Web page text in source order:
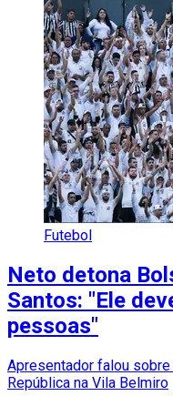
Futebol
Neto detona
Santos: "Ele
pessoas"
Apresentador falou
República na Vila Belmiro